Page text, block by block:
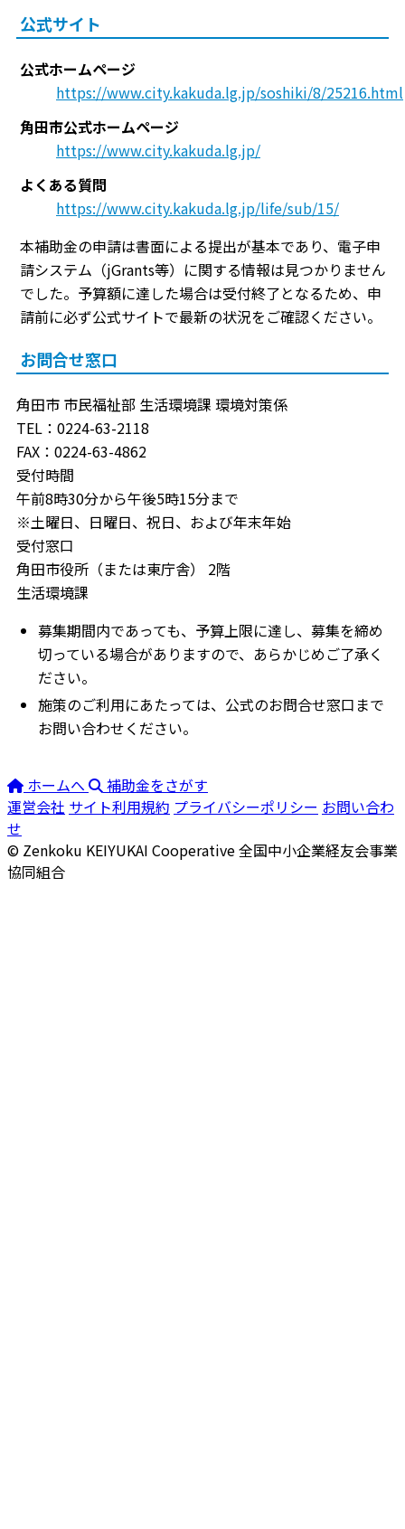
公式サイト
公式ホームページ
https://www.city.kakuda.lg.jp/soshiki/8/25216.html
角田市公式ホームページ
https://www.city.kakuda.lg.jp/
よくある質問
https://www.city.kakuda.lg.jp/life/sub/15/
本補助金の申請は書面による提出が基本であり、電子申
請システム（jGrants等）に関する情報は見つかりません
でした。予算額に達した場合は受付終了となるため、申
請前に必ず公式サイトで最新の状況をご確認ください。
お問合せ窓口
角田市 市民福祉部 生活環境課 環境対策係
TEL：0224-63-2118
FAX：0224-63-4862
受付時間
午前8時30分から午後5時15分まで
※土曜日、日曜日、祝日、および年末年始
受付窓口
角田市役所（または東庁舎） 2階
生活環境課
募集期間内であっても、予算上限に達し、募集を締め
切っている場合がありますので、あらかじめご了承く
ださい。
施策のご利用にあたっては、公式のお問合せ窓口まで
お問い合わせください。
ホームへ
補助金をさがす
運営会社 サイト利用規約 プライバシーポリシー お問い合わ
せ
© Zenkoku KEIYUKAI Cooperative全国中小企業経友会事業
協同組合